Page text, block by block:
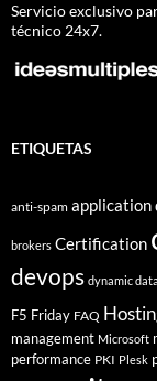
Servicio exclusivo
técnico 24x7.
ETIQUETAS
anti-spam application
brokers Certification
devops dynamic
F5 Friday FAQ
management Microsoft
performance PKI Plesk